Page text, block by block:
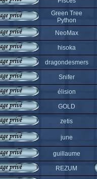
Green Tree
Python
NeoMax
hisoka
dragondesmers
Snifer
élision
GOLD
zetis
june
guillaume
REZUM